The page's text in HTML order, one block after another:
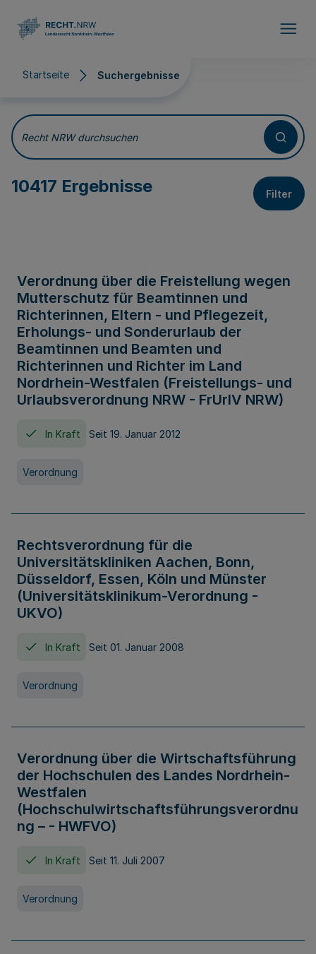
Startseite Suchergebnisse
Suchergebnisse
Recht NRW durchsuchen
10417 Ergebnisse Filter
Verordnung über die Freistellung wegen
Mutterschutz für Beamtinnen und
Richterinnen, Eltern - und Pflegezeit,
Erholungs- und Sonderurlaub der
Beamtinnen und Beamten und
Richterinnen und Richter im Land
Nordrhein-Westfalen (Freistellungs- und
Urlaubsverordnung NRW - FrUrlV NRW)
In Kraft Seit 19. Januar 2012
Verordnung
Rechtsverordnung für die
Universitätskliniken Aachen, Bonn,
Düsseldorf, Essen, Köln und Münster
(Universitätsklinikum-Verordnung -
UKVO)
In Kraft Seit 01. Januar 2008
Verordnung
Verordnung über die Wirtschaftsführung
der Hochschulen des Landes Nordrhein-
Westfalen
(Hochschulwirtschaftsführungsverordnu
ng – - HWFVO)
In Kraft Seit 11. Juli 2007
Verordnung